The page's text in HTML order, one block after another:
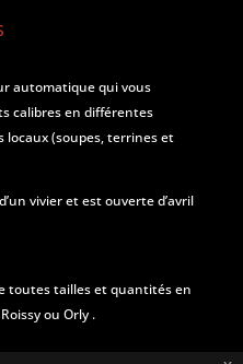
automatique qui vous
calibres en différentes
(soupes, terrines et
vivier et est ouverte d’avril
toutes tailles et quantités en
ou Orly .